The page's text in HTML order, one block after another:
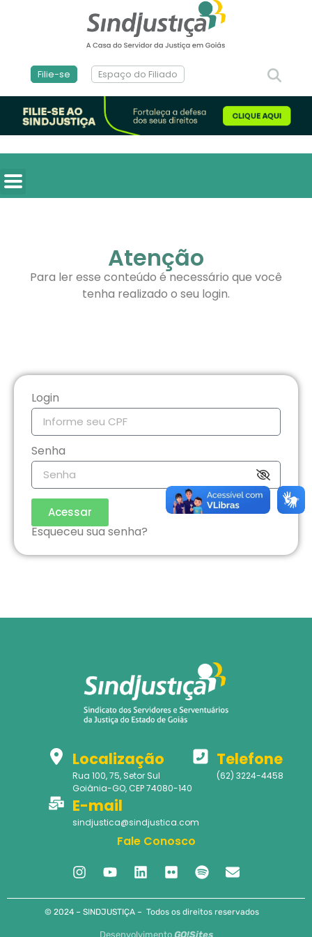
Filie-se Espaço do Filiado
Atenção
Para ler esse conteúdo é necessário que você
tenha realizado o seu login.
Login
Senha
Acessar
Esqueceu sua senha?
Localização
Rua 100, 75, Setor Sul
Goiânia-GO, CEP 74080-140
Telefone
(62) 3224-4458
E-mail
sindjustica@sindjustica.com
Fale Conosco
© 2024 – SINDJUSTIÇA – Todos os direitos reservados
Desenvolvimento GO!Sites